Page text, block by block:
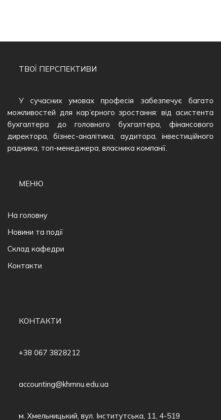
ТВОЇ ПЕРСПЕКТИВИ
У сучасних умовах професія забезпечує багато
можливостей для кар’єрного зростання: від асистента
бухгалтера до головного бухгалтера, фінансового
директора, бізнес-аналітика, аудитора, інвестиційного
радника, топ-менеджера, власника компанії.
МЕНЮ
На головну
Новини та події
Склад кафедри
Контакти
КОНТАКТИ
+38 067 3828212
accounting@khmnu.edu.ua
м. Хмельницький, вул. Інститутська, 11, 4-519